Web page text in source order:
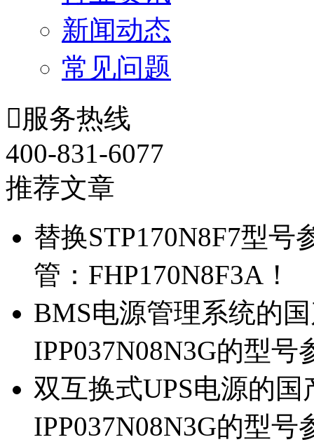
新闻动态
常见问题
服务热线
400-831-6077
推荐文章
替换STP170N8F7型
管：FHP170N8F3A！
BMS电源管理系统的
IPP037N08N3G的型号
双互换式UPS电源的
IPP037N08N3G的型号